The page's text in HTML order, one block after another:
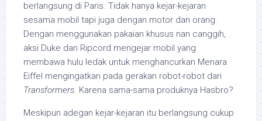
berlangsung di Paris. Tidak hanya kejar-kejaran
sesama mobil tapi juga dengan motor dan orang.
Dengan menggunakan pakaian khusus nan canggih,
aksi Duke dan Ripcord mengejar mobil yang
membawa hulu ledak untuk menghancurkan Menara
Eiffel mengingatkan pada gerakan robot-robot dari
Transformers. Karena sama-sama produknya Hasbro?
Meskipun adegan kejar-kejaran itu berlangsung cukup